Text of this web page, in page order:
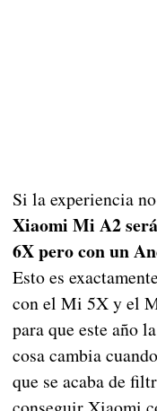
Si la experiencia
Xiaomi Mi A2
6X pero con un
Esto es
con el Mi 5X y el
para que este año
cosa cambia
que se acaba de